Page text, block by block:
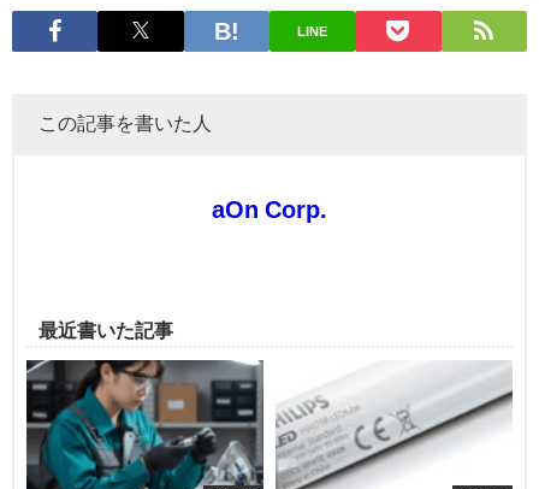
LINE
この記事を書いた人
aOn Corp.
最近書いた記事